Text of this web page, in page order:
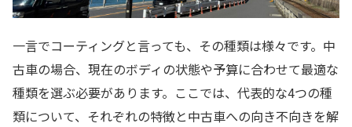
一言でコーティングと言っても、その種類は様々です。中
古車の場合、現在のボディの状態や予算に合わせて最適な
種類を選ぶ必要があります。ここでは、代表的な4つの種
類について、それぞれの特徴と中古車への向き不向きを解